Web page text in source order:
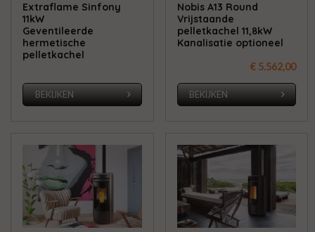
Extraflame Sinfony
11kW
Geventileerde
hermetische
pelletkachel
BEKIJKEN
Nobis A13 Round
Vrijstaande
pelletkachel 11,8kW
Kanalisatie optioneel
€ 5.562,00
BEKIJKEN